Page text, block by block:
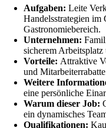
Aufgaben: Leite
Handelsstrategien im
Gastronomiebereich.
Unternehmen:
sicherem
Vorteile: Attraktive
und
Weitere
eine persönliche
Warum dieser Job:
ein dynamisches
Qualifikationen: